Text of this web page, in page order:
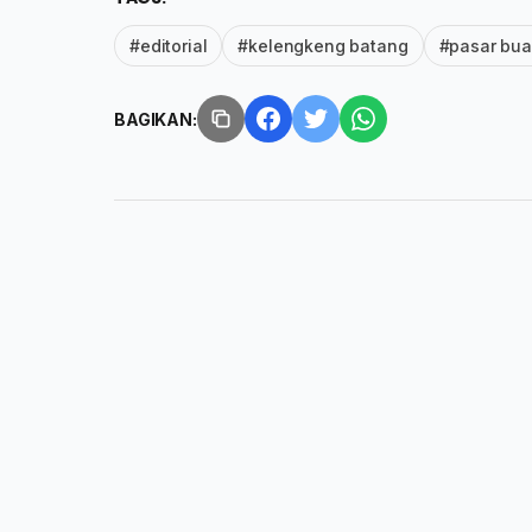
#editorial #kelengkeng batang #pasar
BAGIKAN: